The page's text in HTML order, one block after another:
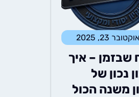
אוקטובר 23, 2025
שבזמן – איך
נכון של
משנה הכול